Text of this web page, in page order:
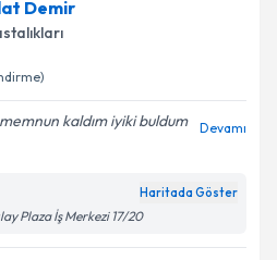
Demir
kaldım iyiki buldum
Devamı
Haritada Göster
Plaza İş Merkezi 17/20